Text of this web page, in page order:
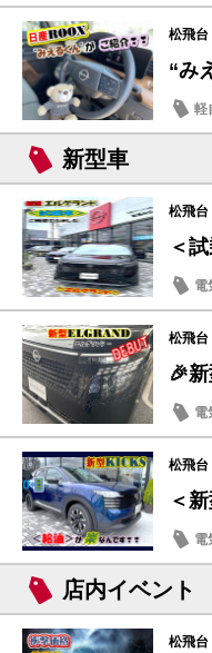
日
松飛台
“み
軽
新型車
松飛台
＜
電
日
松飛台
🎉
電
日
松飛台
＜
電
日
店内イベント
松飛台